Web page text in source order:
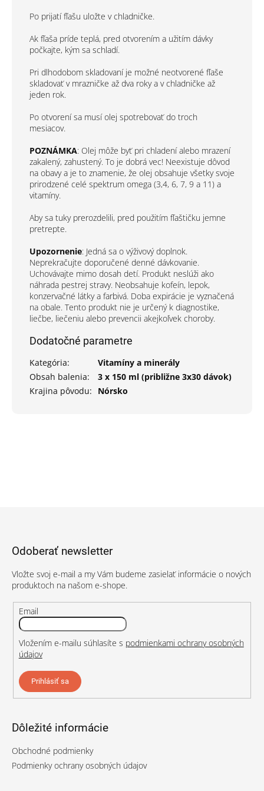
Po prijatí fľašu uložte v chladničke.
Ak fľaša príde teplá, pred otvorením a užitím dávky
počkajte, kým sa schladí.
Pri dlhodobom skladovaní je možné neotvorené fľaše
skladovať v mrazničke až dva roky a v chladničke až
jeden rok.
Po otvorení sa musí olej spotrebovať do troch
mesiacov.
POZNÁMKA: Olej môže byť pri chladení alebo mrazení
zakalený, zahustený. To je dobrá vec! Neexistuje dôvod
na obavy a je to znamenie, že olej obsahuje všetky svoje
prirodzené celé spektrum omega (3,4, 6, 7, 9 a 11) a
vitamíny.
Aby sa tuky prerozdelili, pred použitím fľaštičku jemne
pretrepte.
Upozornenie: Jedná sa o výživový doplnok.
Neprekračujte doporučené denné dávkovanie.
Uchovávajte mimo dosah detí. Produkt neslúži ako
náhrada pestrej stravy. Neobsahuje kofeín, lepok,
konzervačné látky a farbivá. Doba expirácie je vyznačená
na obale. Tento produkt nie je určený k diagnostike,
liečbe, liečeniu alebo prevencii akejkoľvek choroby.
Dodatočné parametre
Kategória:
Vitamíny a minerály
Obsah balenia:
3 x 150 ml (približne 3x30 dávok)
Krajina pôvodu: Nórsko
Odoberať newsletter
Vložte svoj e-mail a my Vám budeme zasielať informácie o nových
produktoch na našom e-shope.
Email
Vložením e-mailu súhlasíte s podmienkami ochrany osobných
údajov
Prihlásiť sa
Dôležité informácie
Obchodné podmienky
Podmienky ochrany osobných údajov